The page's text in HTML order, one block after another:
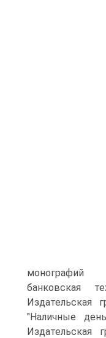
монографий
банковская
Издательская
"Наличные
Издательская